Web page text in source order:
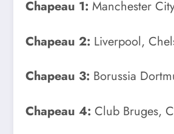
Chapeau 1: Manchester
Chapeau 2: Liverpool,
Chapeau 3: Borussia
Chapeau 4: Club Bruges,